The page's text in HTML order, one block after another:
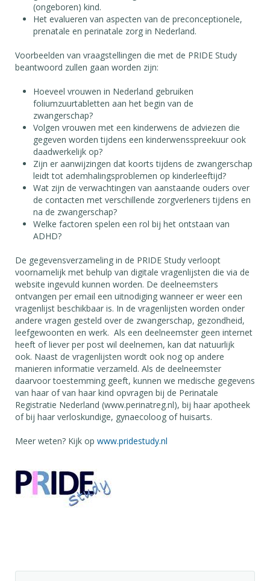
(ongeboren) kind.
Het evalueren van aspecten van de preconceptionele,
prenatale en perinatale zorg in Nederland.
Voorbeelden van vraagstellingen die met de PRIDE Study
beantwoord zullen gaan worden zijn:
Hoeveel vrouwen in Nederland gebruiken
foliumzuurtabletten aan het begin van de
zwangerschap?
Volgen vrouwen met een kinderwens de adviezen die
gegeven worden tijdens een kinderwensspreekuur ook
daadwerkelijk op?
Zijn er aanwijzingen dat koorts tijdens de zwangerschap
leidt tot ademhalingsproblemen op kinderleeftijd?
Wat zijn de verwachtingen van aanstaande ouders over
de contacten met verschillende zorgverleners tijdens en
na de zwangerschap?
Welke factoren spelen een rol bij het ontstaan van
ADHD?
De gegevensverzameling in de PRIDE Study verloopt
voornamelijk met behulp van digitale vragenlijsten die via de
website ingevuld kunnen worden. De deelneemsters
ontvangen per email een uitnodiging wanneer er weer een
vragenlijst beschikbaar is. In de vragenlijsten worden onder
andere vragen gesteld over de zwangerschap, gezondheid,
leefgewoonten en werk. Als een deelneemster geen internet
heeft of liever per post wil deelnemen, kan dat natuurlijk
ook. Naast de vragenlijsten wordt ook nog op andere
manieren informatie verzameld. Als de deelneemster
daarvoor toestemming geeft, kunnen we medische gegevens
van haar of van haar kind opvragen bij de Perinatale
Registratie Nederland (www.perinatreg.nl), bij haar apotheek
of bij haar verloskundige, gynaecoloog of huisarts.
Meer weten? Kijk op www.pridestudy.nl